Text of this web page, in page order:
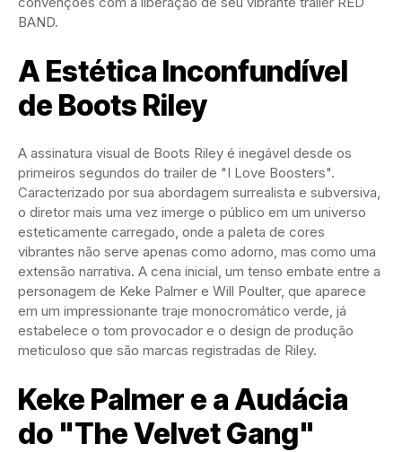
BAND.
A Estética Inconfundível
de Boots Riley
A assinatura visual de Boots Riley é inegável desde os
primeiros segundos do trailer de "I Love Boosters".
Caracterizado por sua abordagem surrealista e subversiva,
o diretor mais uma vez imerge o público em um universo
esteticamente carregado, onde a paleta de cores
vibrantes não serve apenas como adorno, mas como uma
extensão narrativa. A cena inicial, um tenso embate entre a
personagem de Keke Palmer e Will Poulter, que aparece
em um impressionante traje monocromático verde, já
estabelece o tom provocador e o design de produção
meticuloso que são marcas registradas de Riley.
Keke Palmer e a Audácia
do "The Velvet Gang"